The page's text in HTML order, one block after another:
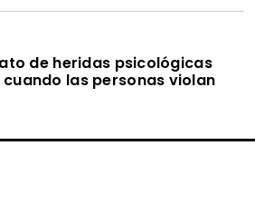
de heridas psicológicas
las personas violan